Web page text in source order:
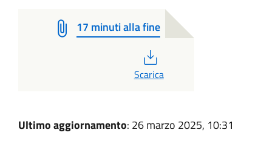
17 minuti alla fine
Scarica
Ultimo aggiornamento: 26 marzo 2025, 10:31